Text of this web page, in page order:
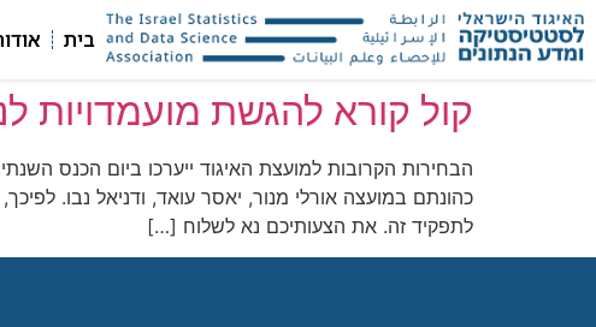
בית
קול קורא להגשת מועמדויות
כהונתם במועצה אורלי מנור, יאסר עואד, ודניאל נבו.
לתפקיד זה. את הצעותיכם נא לשלוח […]